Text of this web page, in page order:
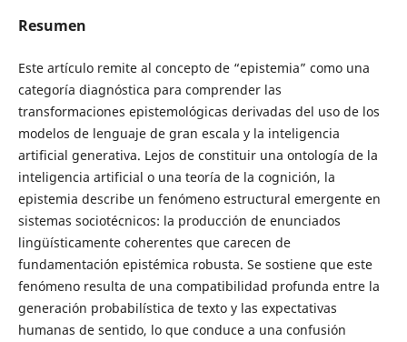
Resumen
Este artículo remite al concepto de “epistemia” como una
categoría diagnóstica para comprender las
transformaciones epistemológicas derivadas del uso de los
modelos de lenguaje de gran escala y la inteligencia
artificial generativa. Lejos de constituir una ontología de la
inteligencia artificial o una teoría de la cognición, la
epistemia describe un fenómeno estructural emergente en
sistemas sociotécnicos: la producción de enunciados
lingüísticamente coherentes que carecen de
fundamentación epistémica robusta. Se sostiene que este
fenómeno resulta de una compatibilidad profunda entre la
generación probabilística de texto y las expectativas
humanas de sentido, lo que conduce a una confusión